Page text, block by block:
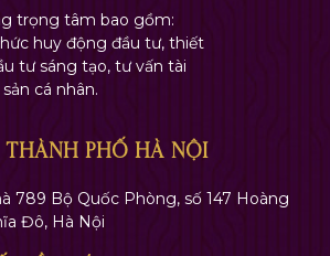
trọng tâm bao gồm:
huy động đầu tư, thiết
tư sáng tạo, tư vấn tài
cá nhân.
THÀNH PHỐ HÀ NỘI
789 Bộ Quốc Phòng, số 147 Hoàng
Đô, Hà Nội